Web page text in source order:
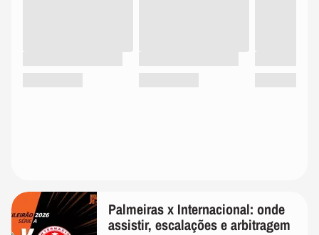
Palmeiras x Internacional: onde
assistir, escalações e arbitragem